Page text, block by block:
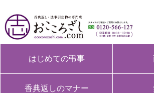
はじめての弔事
香典返しのマナー